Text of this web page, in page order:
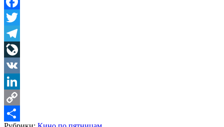
Facebook
Twitter
Telegram
LiveJournal
VK
LinkedIn
Copy